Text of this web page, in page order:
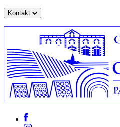
Kontakt